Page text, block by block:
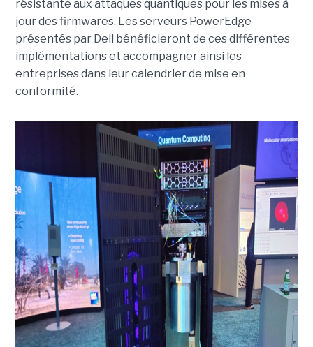
résistante aux attaques quantiques pour les mises à
jour des firmwares. Les serveurs PowerEdge
présentés par Dell bénéficieront de ces différentes
implémentations et accompagner ainsi les
entreprises dans leur calendrier de mise en
conformité.